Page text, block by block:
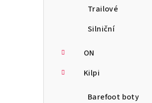
Trailové
Silniční
ON
Kilpi
Barefoot boty